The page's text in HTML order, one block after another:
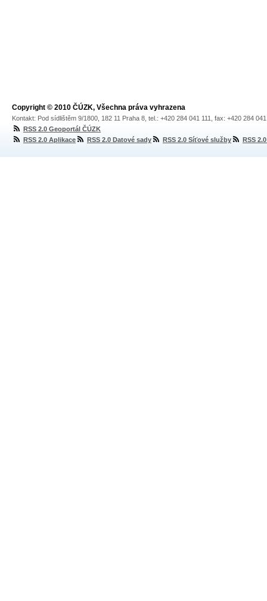
Copyright © 2010 ČÚZK, Všechna práva vyhrazena
Kontakt: Pod sídlištěm 9/1800, 182 11 Praha 8, tel.: +420 284 041 111, fax: +420 284
RSS 2.0 Geoportál ČÚZK
RSS 2.0 Aplikace
RSS 2.0 Datové sady RSS 2.0 Síťové služby RSS